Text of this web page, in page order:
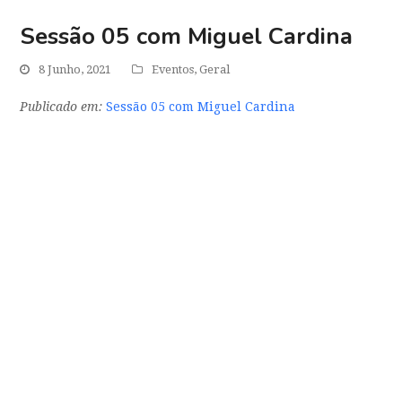
Sessão 05 com Miguel Cardina
8 Junho, 2021 Eventos,Geral
Publicado em: Sessão 05 com Miguel Cardina